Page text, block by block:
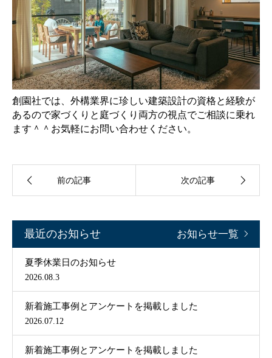
創園社では、外構業界に珍しい建築設計の資格と経験が
あるので家づくりと庭づくり両方の視点でご相談に乗れ
ます＾＾お気軽にお問い合わせください。
前の記事 次の記事
最近のお知らせ お知らせ一覧
夏季休業日のお知らせ
2026.08.3
新着施工事例とアンケートを掲載しました
2026.07.12
新着施工事例とアンケートを掲載しました